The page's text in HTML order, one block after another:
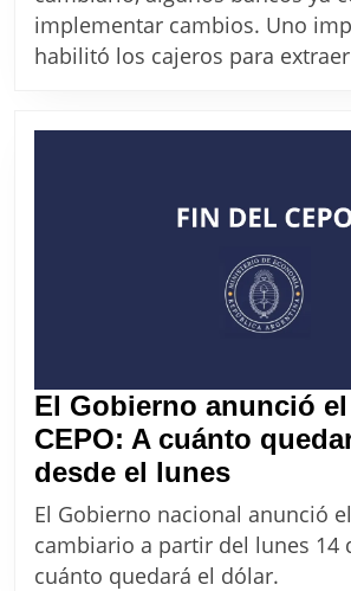
los
implementar cambios. Uno
habilitó los cajeros para
El Gobierno anunció el
CEPO: A cuánto
desde el lunesEl
Gobierno
anunció
el
El Gobierno nacional anunció
cambiario a partir del lunes 14
cuánto quedará el dólar.